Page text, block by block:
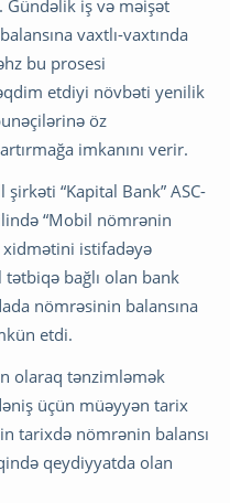
Gündəlik iş və məişət
vaxtlı-vaxtında
bu prosesi
etdiyi növbəti yenilik
öz
imkanını verir.
“Kapital Bank” ASC-
“Mobil nömrənin
xidmətini istifadəyə
bağlı olan bank
nömrəsinin balansına
etdi.
olaraq tənzimləmək
üçün müəyyən tarix
tarixdə nömrənin balansı
qeydiyyatda olan